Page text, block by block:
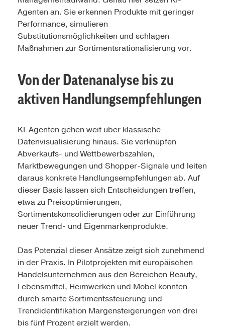
Agenten an. Sie erkennen Produkte mit geringer
Performance, simulieren
Substitutionsmöglichkeiten und schlagen
Maßnahmen zur Sortimentsrationalisierung vor.
Von der Datenanalyse bis zu
aktiven Handlungsempfehlungen
KI-Agenten gehen weit über klassische
Datenvisualisierung hinaus. Sie verknüpfen
Abverkaufs- und Wettbewerbszahlen,
Marktbewegungen und Shopper-Signale und leiten
daraus konkrete Handlungsempfehlungen ab. Auf
dieser Basis lassen sich Entscheidungen treffen,
etwa zu Preisoptimierungen,
Sortimentskonsolidierungen oder zur Einführung
neuer Trend- und Eigenmarkenprodukte.
Das Potenzial dieser Ansätze zeigt sich zunehmend
in der Praxis. In Pilotprojekten mit europäischen
Handelsunternehmen aus den Bereichen Beauty,
Lebensmittel, Heimwerken und Möbel konnten
durch smarte Sortimentssteuerung und
Trendidentifikation Margensteigerungen von drei
bis fünf Prozent erzielt werden.